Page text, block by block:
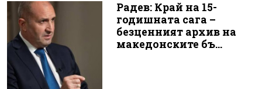
Радев: Край на 15-
годишната сага –
безценният архив на
македонските бъ...